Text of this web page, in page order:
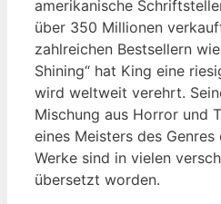
amerikanische
über 350 Millionen
‌zahlreichen⁣ Bestsellern wie⁣
Shining“ hat King eine
wird weltweit verehrt.
Mischung aus Horror und
eines Meisters des
Werke sind in vielen
übersetzt worden.